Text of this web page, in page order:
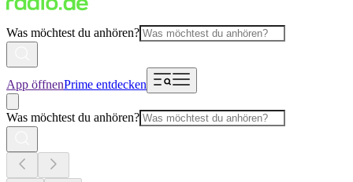
Was möchtest du anhören?
App öffnenPrime entdecken
Was möchtest du anhören?